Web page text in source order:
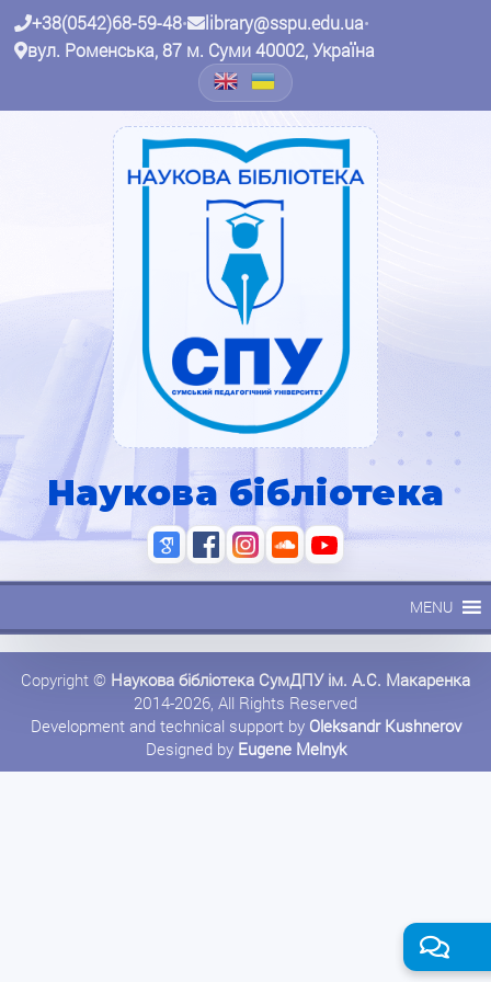
+38(0542)68-59-48• library@sspu.edu.ua•
вул. Роменська, 87 м. Суми 40002, Україна
Наукова бібліотека
MENU
Copyright © Наукова бібліотека СумДПУ ім. А.С. Макаренка
2014-2026, All Rights Reserved
Development and technical support by Oleksandr Kushnerov
Designed by Eugene Melnyk